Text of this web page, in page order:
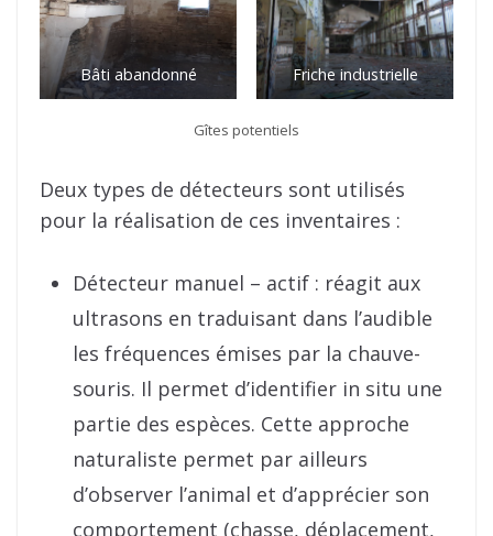
Bâti abandonné Friche industrielle
Gîtes potentiels
Deux types de détecteurs sont utilisés
pour la réalisation de ces inventaires :
Détecteur manuel – actif : réagit aux
ultrasons en traduisant dans l’audible
les fréquences émises par la chauve-
souris. Il permet d’identifier in situ une
partie des espèces. Cette approche
naturaliste permet par ailleurs
d’observer l’animal et d’apprécier son
comportement (chasse, déplacement,